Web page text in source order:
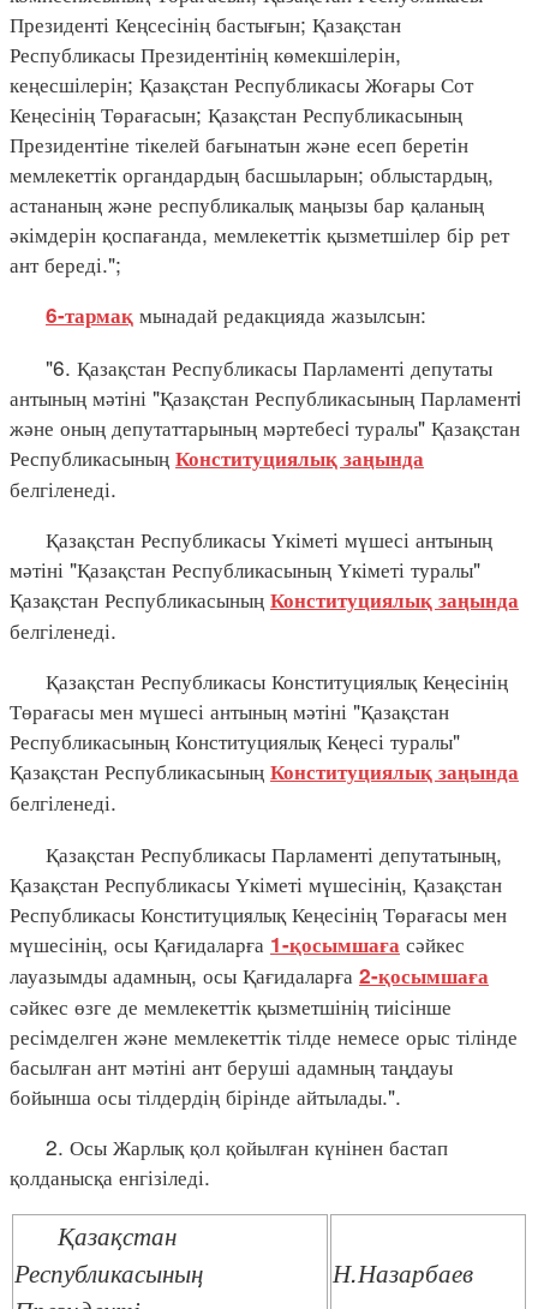
Президенті Кеңсесінің бастығын; Қазақстан
Республикасы Президентінің көмекшілерін,
кеңесшілерін; Қазақстан Республикасы Жоғары Сот
Кеңесінің Төрағасын; Қазақстан Республикасының
Президентіне тікелей бағынатын және есеп беретін
мемлекеттік органдардың басшыларын; облыстардың,
астананың және республикалық маңызы бар қаланың
әкімдерін қоспағанда, мемлекеттік қызметшілер бір рет
ант береді.";
6-тармақ мынадай редакцияда жазылсын:
"6. Қазақстан Республикасы Парламенті депутаты
антының мәтіні "Қазақстан Республикасының Парламентi
және оның депутаттарының мәртебесi туралы" Қазақстан
Республикасының Конституциялық заңында
белгіленеді.
Қазақстан Республикасы Үкіметі мүшесі антының
мәтіні "Қазақстан Республикасының Үкіметі туралы"
Қазақстан Республикасының Конституциялық заңында
белгіленеді.
Қазақстан Республикасы Конституциялық Кеңесінің
Төрағасы мен мүшесі антының мәтіні "Қазақстан
Республикасының Конституциялық Кеңесі туралы"
Қазақстан Республикасының Конституциялық заңында
белгіленеді.
Қазақстан Республикасы Парламенті депутатының,
Қазақстан Республикасы Үкіметі мүшесінің, Қазақстан
Республикасы Конституциялық Кеңесінің Төрағасы мен
мүшесінің, осы Қағидаларға 1-қосымшаға сәйкес
лауазымды адамның, осы Қағидаларға 2-қосымшаға
сәйкес өзге де мемлекеттік қызметшінің тиісінше
ресімделген және мемлекеттік тілде немесе орыс тілінде
басылған ант мәтіні ант беруші адамның таңдауы
бойынша осы тілдердің бірінде айтылады.".
2. Осы Жарлық қол қойылған күнінен бастап
қолданысқа енгізіледі.
Қазақстан
Республикасының
Н.Назарбаев